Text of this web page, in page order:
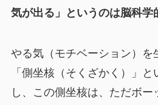
気が出る」というのは脳科学
やる気（モチベーション）を
「側坐核（そくざかく）」
し、この側坐核は、ただボ